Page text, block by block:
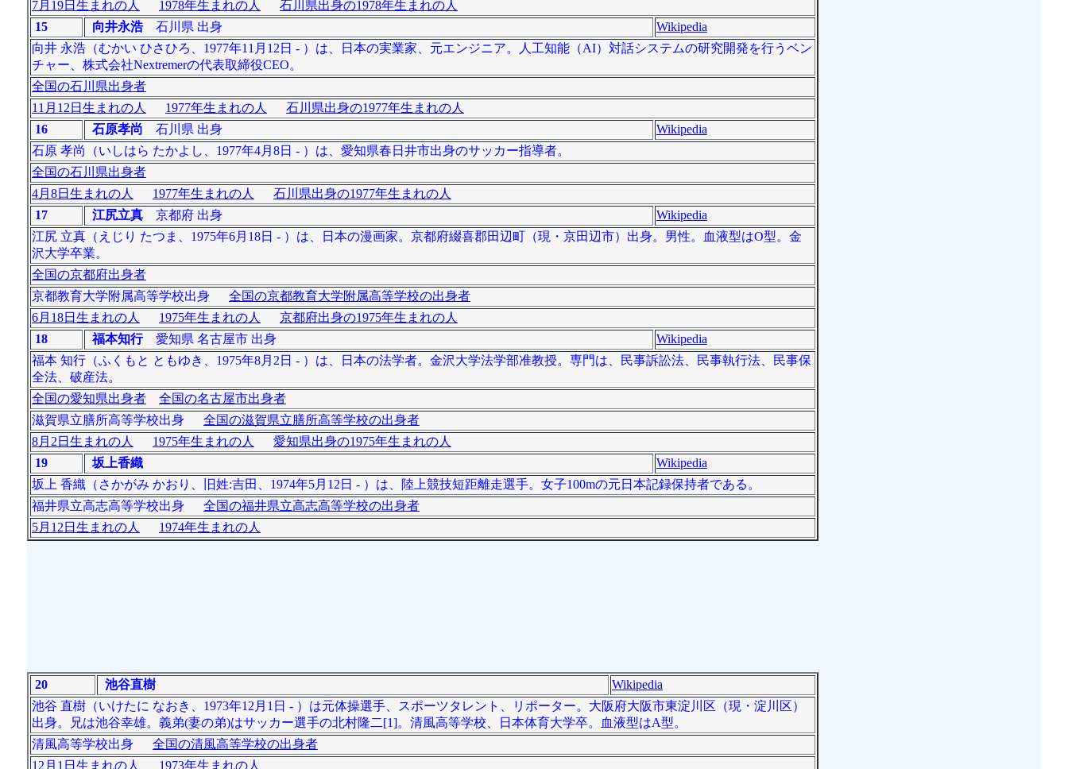
7月19日生まれの人
1978年生まれの人
石川県出身の1978年生まれの人
15
向井永浩石川県 出身
Wikipedia
向井 永浩（むかい ひさひろ、1977年11月12日 - ）は、日本の実業家、元エンジニア。人工知能（AI）対話システムの研究開発を行うベン
チャー、株式会社Nextremerの代表取締役CEO。
全国の石川県出身者
11月12日生まれの人
1977年生まれの人
石川県出身の1977年生まれの人
16
石原孝尚 石川県 出身
Wikipedia
石原 孝尚（いしはら たかよし、1977年4月8日 - ）は、愛知県春日井市出身のサッカー指導者。
全国の石川県出身者
4月8日生まれの人
1977年生まれの人
石川県出身の1977年生まれの人
17
江尻立真京都府 出身
Wikipedia
江尻 立真（えじり たつま、1975年6月18日 - ）は、日本の漫画家。京都府綴喜郡田辺町（現・京田辺市）出身。男性。血液型はO型。金
沢大学卒業。
全国の京都府出身者
京都教育大学附属高等学校出身 全国の京都教育大学附属高等学校の出身者
6月18日生まれの人
1975年生まれの人
京都府出身の1975年生まれの人
18
福本知行愛知県 名古屋市 出身
Wikipedia
福本 知行（ふくもと ともゆき、1975年8月2日 - ）は、日本の法学者。金沢大学法学部准教授。専門は、民事訴訟法、民事執行法、民事保
全法、破産法。
全国の愛知県出身者
全国の名古屋市出身者
滋賀県立膳所高等学校出身 全国の滋賀県立膳所高等学校の出身者
8月2日生まれの人
1975年生まれの人
愛知県出身の1975年生まれの人
19
坂上香織
Wikipedia
坂上 香織（さかがみ かおり、旧姓:吉田、1974年5月12日 - ）は、陸上競技短距離走選手。女子100mの元日本記録保持者である。
福井県立高志高等学校出身 全国の福井県立高志高等学校の出身者
5月12日生まれの人
1974年生まれの人
20 池谷直樹
Wikipedia
池谷 直樹（いけたに なおき、1973年12月1日 - ）は元体操選手、スポーツタレント、リポーター。大阪府大阪市東淀川区（現・淀川区）
出身。兄は池谷幸雄。義弟(妻の弟)はサッカー選手の北村隆二[1]。清風高等学校、日本体育大学卒。血液型はA型。
清風高等学校出身 全国の清風高等学校の出身者
12月1日生まれの人
1973年生まれの人